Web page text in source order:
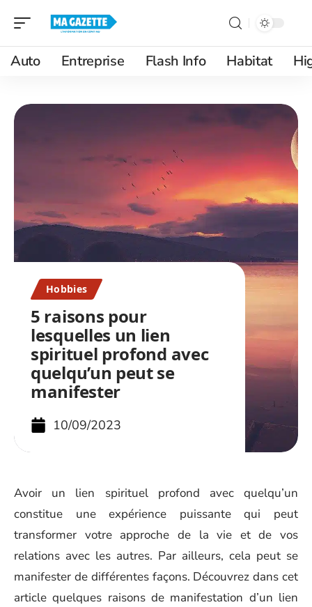
Auto Entreprise Flash Info Habitat
Hobbies
5 raisons pour
lesquelles un lien
spirituel profond avec
quelqu’un peut se
manifester
10/09/2023
Avoir un lien spirituel profond avec quelqu’un
constitue une expérience puissante qui peut
transformer votre approche de la vie et de vos
relations avec les autres. Par ailleurs, cela peut se
manifester de différentes façons. Découvrez dans cet
article quelques raisons de manifestation d’un lien